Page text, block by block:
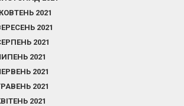
2021
2021
2021
2021
2021
2021
2021